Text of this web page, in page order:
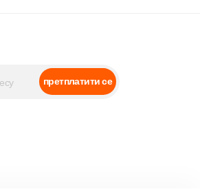
претплатити се